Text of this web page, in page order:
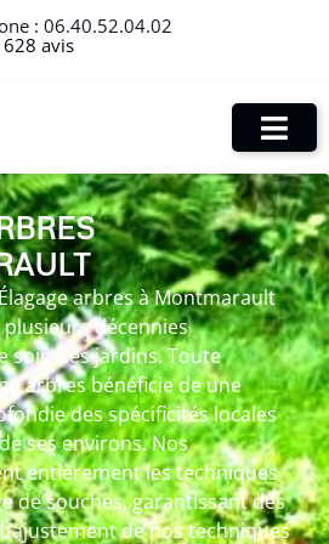
: 06.40.52.04.02
avis
arbres à Montmarault
décennies
soin des jardins. Toute
arbres bénéficie de une
des spécificités locales
ses environs. Nos
entièrement les techniques
de souches, garantissant des
de nos techniques